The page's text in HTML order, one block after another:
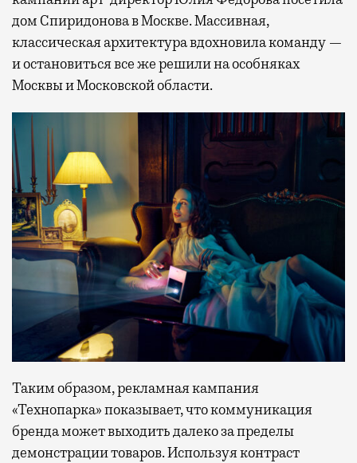
дом Спиридонова в Москве. Массивная,
классическая архитектура вдохновила команду —
и остановиться все же решили на особняках
Москвы и Московской области.
Таким образом, рекламная кампания
«Технопарка» показывает, что коммуникация
бренда может выходить далеко за пределы
демонстрации товаров. Используя контраст